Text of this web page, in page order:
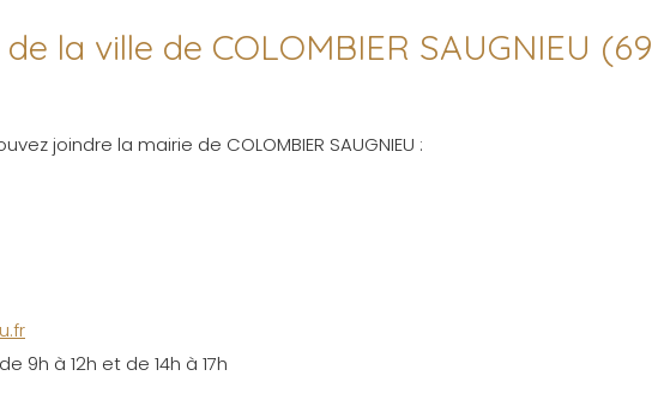
la ville de COLOMBIER SAUGNIEU
joindre la mairie de COLOMBIER SAUGNIEU :
9h à 12h et de 14h à 17h